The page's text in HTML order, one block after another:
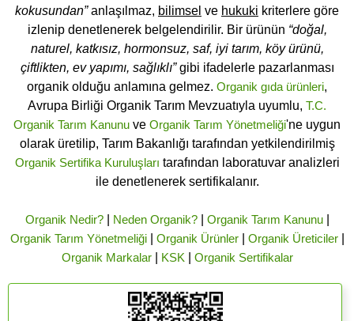
kokusundan”anlaşılmaz, bilimsel ve hukuki kriterlere göre
izlenip denetlenerek belgelendirilir. Bir ürünün “doğal,
naturel, katkısız, hormonsuz, saf, iyi tarım, köy ürünü,
çiftlikten, ev yapımı, sağlıklı”gibi ifadelerle pazarlanması
organik olduğu anlamına gelmez. Organik gıda ürünleri,
Avrupa Birliği Organik Tarım Mevzuatıyla uyumlu, T.C.
Organik Tarım Kanunu ve Organik Tarım Yönetmeliği'ne uygun
olarak üretilip, Tarım Bakanlığı tarafından yetkilendirilmiş
Organik Sertifika Kuruluşları tarafından laboratuvar analizleri
ile denetlenerek sertifikalanır.
Organik Nedir?| Neden Organik?| Organik Tarım Kanunu|
Organik Tarım Yönetmeliği| Organik Ürünler| Organik Üreticiler|
Organik Markalar| KSK Organik Sertifikalar